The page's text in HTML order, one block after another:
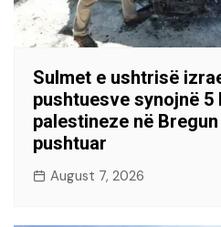
Sulmet e ushtrisë
pushtuesve synojnë
palestineze në
pushtuar
August 7, 2026